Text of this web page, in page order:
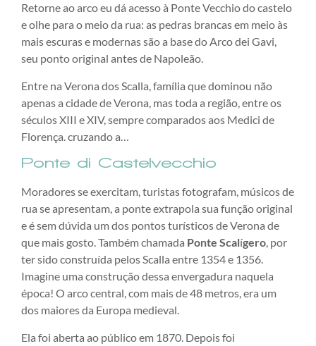
Retorne ao arco eu dá acesso à Ponte Vecchio do castelo
e olhe para o meio da rua: as pedras brancas em meio às
mais escuras e modernas são a base do Arco dei Gavi,
seu ponto original antes de Napoleão.
Entre na Verona dos Scalla, família que dominou não
apenas a cidade de Verona, mas toda a região, entre os
séculos XIII e XIV, sempre comparados aos Medici de
Florença. cruzando a…
Ponte di Castelvecchio
Moradores se exercitam, turistas fotografam, músicos de
rua se apresentam, a ponte extrapola sua função original
e é sem dúvida um dos pontos turísticos de Verona de
que mais gosto. Também chamada Ponte Scalígero, por
ter sido construída pelos Scalla entre 1354 e 1356.
Imagine uma construção dessa envergadura naquela
época! O arco central, com mais de 48 metros, era um
dos maiores da Europa medieval.
Ela foi aberta ao público em 1870. Depois foi